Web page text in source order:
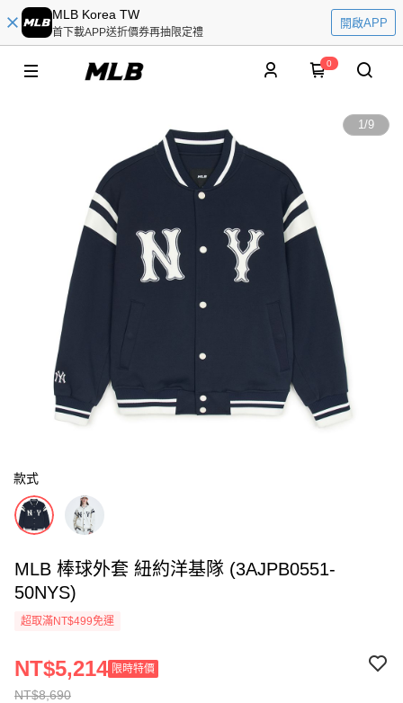
MLB Korea TW
首下載APP送折價券再抽限定禮
開啟APP
0
1/9
款式
MLB 棒球外套 紐約洋基隊 (3AJPB0551-
50NYS)
超取滿NT$499免運
NT$8,690
NT$5,214 限時特價